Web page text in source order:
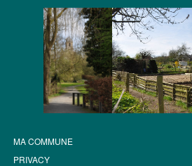
MA COMMUNE
PRIVACY